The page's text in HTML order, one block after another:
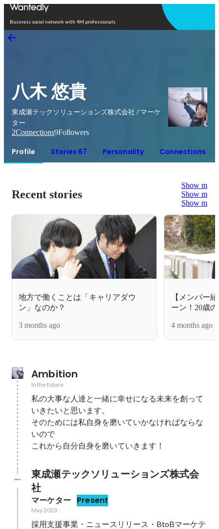
Business social network with 4M professionals
八木 悠貴
東成瀬テックソリューションズ株式会社 / マーケ
ター
2Connections9Followers
Profile Stories 67 Personality Connections
Recent stories
Show more
Show more
Show more
地方で働くことは「キャリアダウ
ン」なのか？
3 months ago
【メンバー
ーン！20歳
4 months ago
Ambition
In the future
私の大事な人達と一緒に幸せになる未来を創って
いきたいと思います。
そのためには私自身を磨いていかなければならな
いので
これから自分自身を磨いていきます！
東成瀬テックソリューションズ株式会
社
マーケター Present
May 2023 -
採用支援事業・ニュースリリース・BtoBマーケテ